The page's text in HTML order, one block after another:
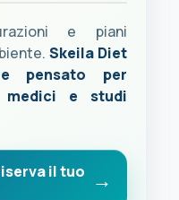
e piani
Skeila Diet
pensato per
medici e studi
il tuo